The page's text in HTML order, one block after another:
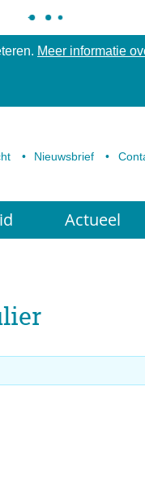
Meer informatie
Nieuwsbrief
Actueel